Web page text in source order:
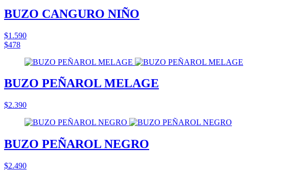
BUZO CANGURO NIÑO
$1.590
$478
BUZO PEÑAROL MELAGE
$2.390
BUZO PEÑAROL NEGRO
$2.490